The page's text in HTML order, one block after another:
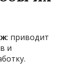
: приводит
и